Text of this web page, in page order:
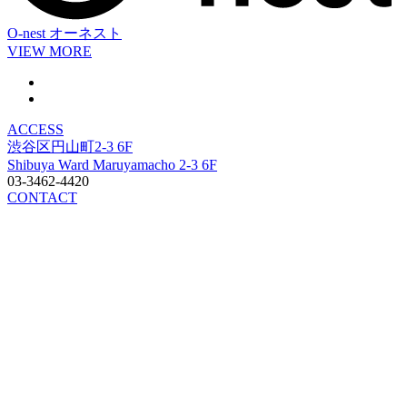
O-nest オーネスト
VIEW MORE
ACCESS
渋谷区円山町2-3 6F
Shibuya Ward Maruyamacho 2-3 6F
03-3462-4420
CONTACT